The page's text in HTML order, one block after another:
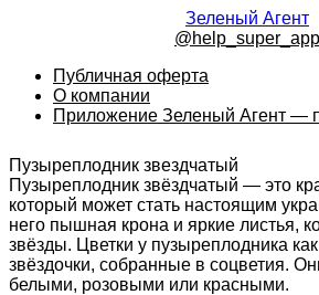
Зеленый Агент
@help_super_app
Публичная оферта
О компании
Приложение Зеленый Агент —
Пузыреплодник звездчатый
Пузыреплодник звёздчатый — это
который может стать настоящим
него пышная крона и яркие листья,
звёзды. Цветки у пузыреплодника
звёздочки, собранные в соцветия.
белыми, розовыми или красными.